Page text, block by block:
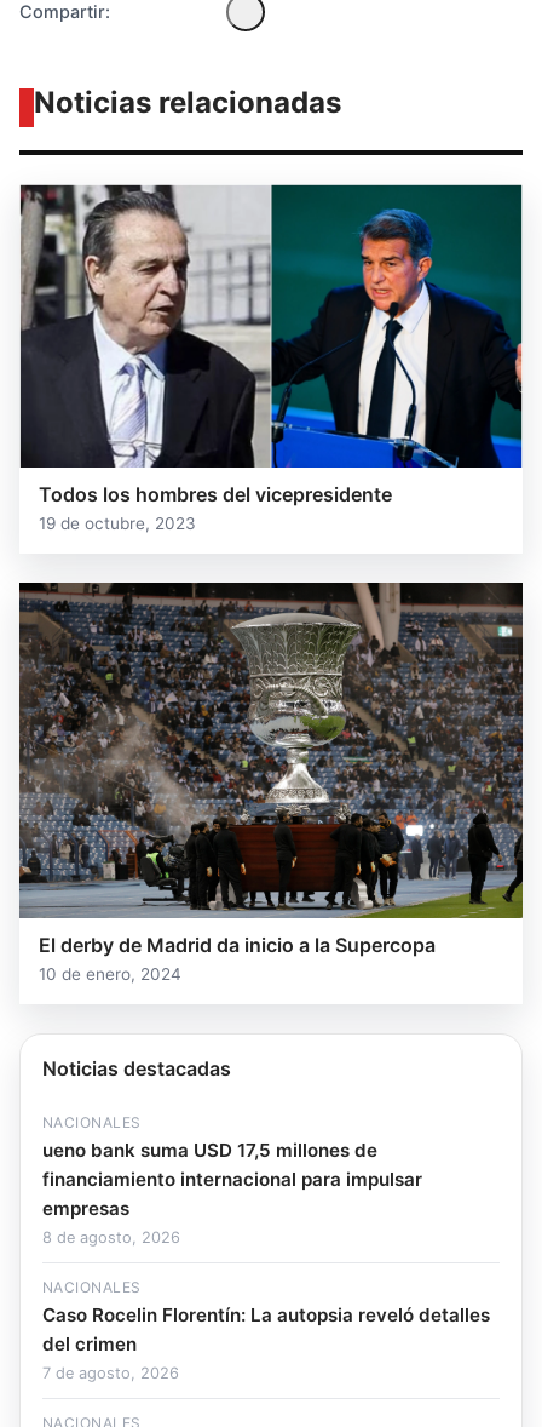
Compartir:
Noticias relacionadas
Todos los hombres del vicepresidente
19 de octubre, 2023
El derby de Madrid da inicio a la Supercopa
10 de enero, 2024
Noticias destacadas
NACIONALES
ueno bank suma USD 17,5 millones de
financiamiento internacional para impulsar
empresas
8 de agosto, 2026
NACIONALES
Caso Rocelin Florentín: La autopsia reveló detalles
del crimen
7 de agosto, 2026
NACIONALES